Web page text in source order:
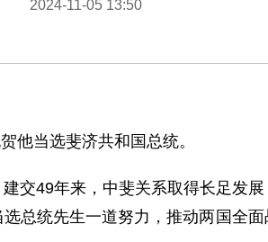
2024-11-05 13:50
他当选斐济共和国总统。
交49年来，中斐关系取得长足发
总统先生一道努力，推动两国全